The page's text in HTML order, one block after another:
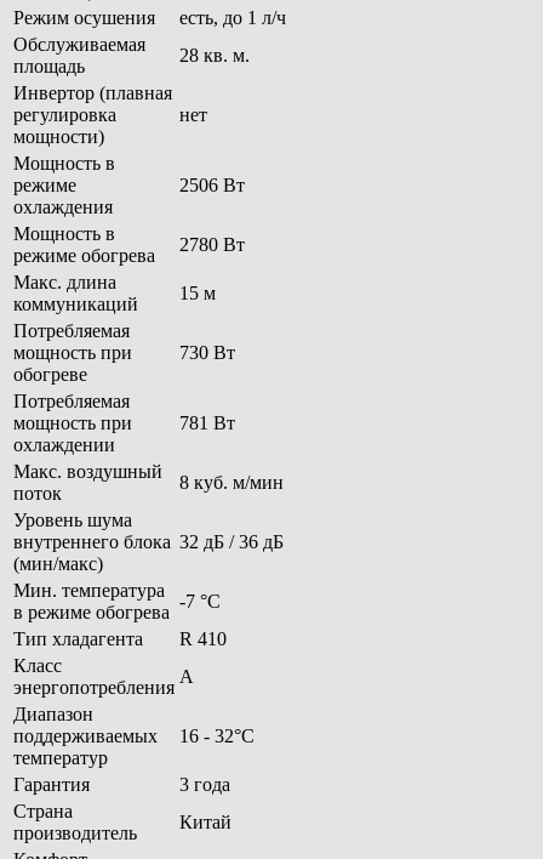
Режим осушения
есть, до 1 л/ч
Обслуживаемая
площадь
28 кв. м.
Инвертор (плавная
регулировка
мощности)
нет
Мощность в
режиме
охлаждения
2506 Вт
Мощность в
режиме обогрева
2780 Вт
Макс. длина
коммуникаций
15 м
Потребляемая
мощность при
обогреве
730 Вт
Потребляемая
мощность при
охлаждении
781 Вт
Макс. воздушный
поток
8 куб. м/мин
Уровень шума
внутреннего блока
(мин/макс)
32 дБ / 36 дБ
Мин. температура
в режиме обогрева
-7 °С
Тип хладагента
R 410
Класс
энергопотребления
A
Диапазон
поддерживаемых
температур
16 - 32°С
Гарантия
3 года
Страна
производитель
Китай